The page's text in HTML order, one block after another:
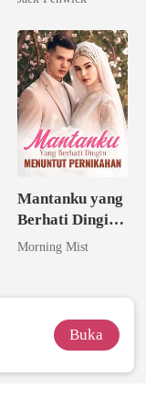
Tersentuh
Mantanku yang
Berhati Dingin
Menuntut
Morning Mist
Buka